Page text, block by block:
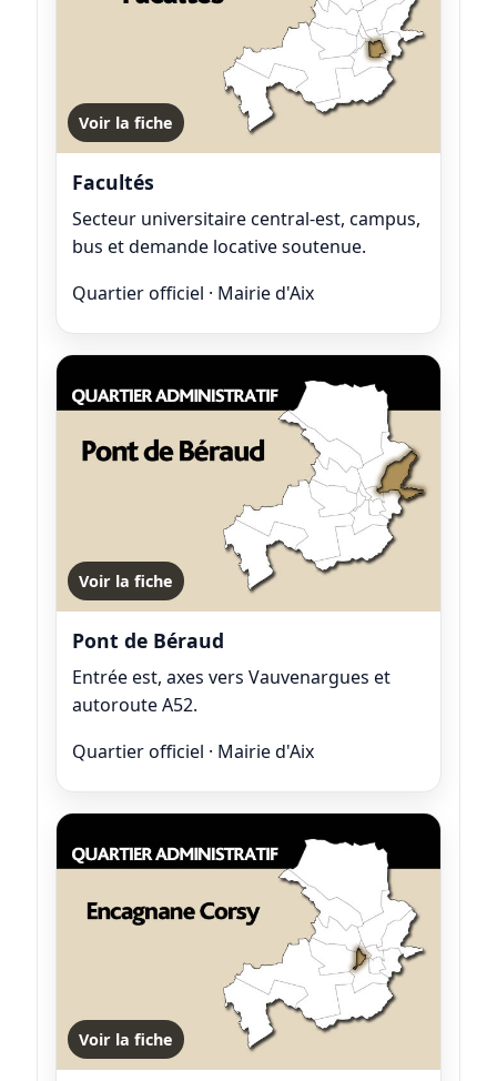
Voir la fiche
Facultés
Secteur universitaire central-est, campus,
bus et demande locative soutenue.
Quartier officiel · Mairie d'Aix
Voir la fiche
Pont de Béraud
Entrée est, axes vers Vauvenargues et
autoroute A52.
Quartier officiel · Mairie d'Aix
Voir la fiche